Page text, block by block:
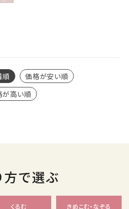
順
価格が安い順
が高い順
方で選ぶ
くるむ きめこむ・なぞる